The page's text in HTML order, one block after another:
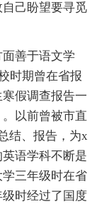
己盼望要寻觅
善于语文学
时期曾在省报
假调查报告一
以前曾被市直
结、报告，为x
语学科不断是
三年级时在省
时经过了国度